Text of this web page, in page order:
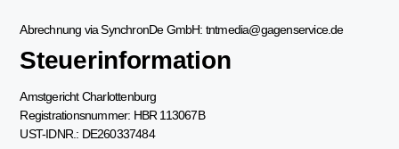
Abrechnung via SynchronDe GmbH: tntmedia@gagenservice.de
Steuerinformation
Amstgericht Charlottenburg
Registrationsnummer: HBR 113067B
UST-IDNR.: DE260337484